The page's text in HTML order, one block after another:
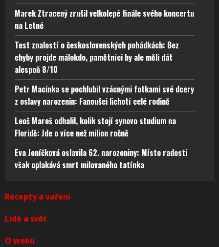
Marek Ztracený zrušil velkolepé finále svého koncertu
na Letné
Test znalostí o československých pohádkách: Bez
chyby projde málokdo, pamětníci by ale měli dát
alespoň 8/10
Petr Macinka se pochlubil vzácnými fotkami své dcery
z oslavy narozenin: Fanoušci lichotí celé rodině
Leoš Mareš odhalil, kolik stojí synovo studium na
Floridě: Jde o více než milion ročně
Eva Jeníčková oslavila 62. narozeniny: Místo radosti
však oplakává smrt milovaného tatínka
Recepty a vaření
Lidé a svět
O webu